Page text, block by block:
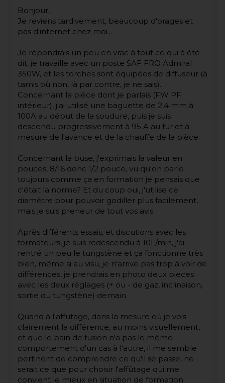
Bonjour,
Je reviens tardivement, beaucoup d'orages et
pas d'internet chez moi...
Je répondrais un peu en vrac à tout ce qui à été
dit, je travaille avec un poste SAF FRO Admiral
350W, et les torches sont équipées de diffuseur (à
tamis où non, là par contre, je ne sais).
Concernant la pièce dont je parlais (FW PF
intérieur), j'ai utilisé une baguette de 2,4 mm à
100A au début de la soudure, puis je suis
descendu progressivement à 95 A au fur et à
mesure de l'avance et de la chauffe de la pièce.
Concernant la buse, j'exprimais la valeur en
pouces, 8/16 donc 1/2 pouce, vu qu'on parle
toujours comme ça en formation je pensais que
c'était la norme? Et du coup oui, j'utilise ce
diamètre pour pouvoir godiller plus facilement,
mais je suis preneur de tout vos avis.
Après différents essais, et discutions avec les
formateurs, je suis redescendu à 10L/min, j'ai
rentré un peu le tungstène et ça fonctionne très
bien, même si au visu, je n'arrive pas trop à voir de
différences, je prendrais en photo deux pieces
avec les deux réglages (+ ou - de gaz, inclinaison,
sortie du tungstène) demain.
Quand à l'affutage, dans la mesure où je vois
clairement la différence, au moins visuellement,
et que le bain de fusion n'a pas le même
comportement d'un cas à l'autre, il me semble
pertinent de comprendre ce qu'il se passe, ne
serait ce que pour choisir l'affûtage qui me
convient le mieux en situation de formation.